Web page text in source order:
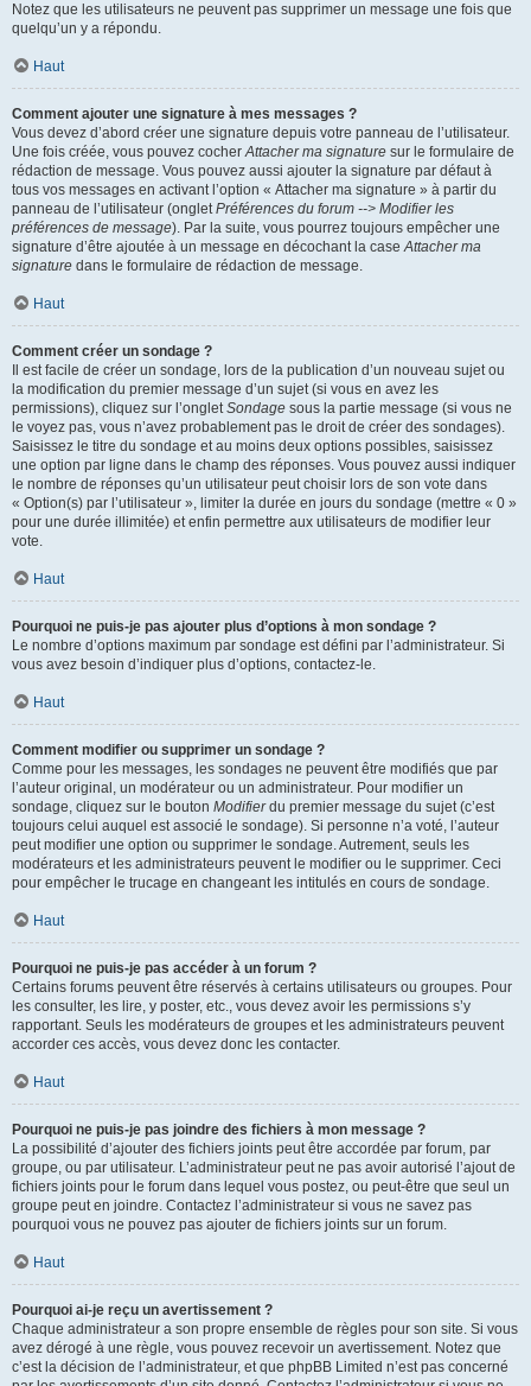
Notez que les utilisateurs ne peuvent pas supprimer un message une fois que
quelqu’un y a répondu.
Haut
Comment ajouter une signature à mes messages ?
Vous devez d’abord créer une signature depuis votre panneau de l’utilisateur.
Une fois créée, vous pouvez cocherAttacher ma signature sur le formulaire de
rédaction de message. Vous pouvez aussi ajouter la signature par défaut à
tous vos messages en activant l’option « Attacher ma signature » à partir du
panneau de l’utilisateur (ongletPréférences du forum --> Modifier les
préférences de message). Par la suite, vous pourrez toujours empêcher une
signature d’être ajoutée à un message en décochant la caseAttacher ma
signature dans le formulaire de rédaction de message.
Haut
Comment créer un sondage ?
Il est facile de créer un sondage, lors de la publication d’un nouveau sujet ou
la modification du premier message d’un sujet (si vous en avez les
permissions), cliquez sur l’ongletSondage sous la partie message (si vous ne
le voyez pas, vous n’avez probablement pas le droit de créer des sondages).
Saisissez le titre du sondage et au moins deux options possibles, saisissez
une option par ligne dans le champ des réponses. Vous pouvez aussi indiquer
le nombre de réponses qu’un utilisateur peut choisir lors de son vote dans
« Option(s) par l’utilisateur », limiter la durée en jours du sondage (mettre « 0 »
pour une durée illimitée) et enfin permettre aux utilisateurs de modifier leur
vote.
Haut
Pourquoi ne puis-je pas ajouter plus d’options à mon sondage ?
Le nombre d’options maximum par sondage est défini par l’administrateur. Si
vous avez besoin d’indiquer plus d’options, contactez-le.
Haut
Comment modifier ou supprimer un sondage ?
Comme pour les messages, les sondages ne peuvent être modifiés que par
l’auteur original, un modérateur ou un administrateur. Pour modifier un
sondage, cliquez sur le bouton Modifierdu premier message du sujet (c’est
toujours celui auquel est associé le sondage). Si personne n’a voté, l’auteur
peut modifier une option ou supprimer le sondage. Autrement, seuls les
modérateurs et les administrateurs peuvent le modifier ou le supprimer. Ceci
pour empêcher le trucage en changeant les intitulés en cours de sondage.
Haut
Pourquoi ne puis-je pas accéder à un forum ?
Certains forums peuvent être réservés à certains utilisateurs ou groupes. Pour
les consulter, les lire, y poster, etc., vous devez avoir les permissions s’y
rapportant. Seuls les modérateurs de groupes et les administrateurs peuvent
accorder ces accès, vous devez donc les contacter.
Haut
Pourquoi ne puis-je pas joindre des fichiers à mon message ?
La possibilité d’ajouter des fichiers joints peut être accordée par forum, par
groupe, ou par utilisateur. L’administrateur peut ne pas avoir autorisé l’ajout de
fichiers joints pour le forum dans lequel vous postez, ou peut-être que seul un
groupe peut en joindre. Contactez l’administrateur si vous ne savez pas
pourquoi vous ne pouvez pas ajouter de fichiers joints sur un forum.
Haut
Pourquoi ai-je reçu un avertissement ?
Chaque administrateur a son propre ensemble de règles pour son site. Si vous
avez dérogé à une règle, vous pouvez recevoir un avertissement. Notez que
c’est la décision de l’administrateur, et que phpBB Limited n’est pas concerné